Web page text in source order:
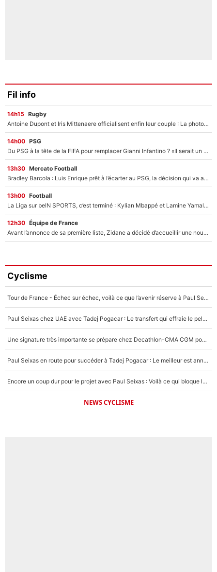
Fil info
14h15 Rugby
Antoine Dupont et Iris Mittenaere officialisent enfin leur couple : La photo qui enflamme les réseaux sociaux
14h00 PSG
Du PSG à la tête de la FIFA pour remplacer Gianni Infantino ? «Il serait un mauvais président», le patron de la Liga s'attaque à Nasser Al-Khelaïfi !
13h30 Mercato Football
Bradley Barcola : Luis Enrique prêt à l’écarter au PSG, la décision qui va accélérer son transfert à Liverpool ?
13h00 Football
La Liga sur beIN SPORTS, c’est terminé : Kylian Mbappé et Lamine Yamal changent de chaîne, «le moment était venu d'ouvrir un nouveau chapitre»
12h30 Équipe de France
Avant l’annonce de sa première liste, Zidane a décidé d’accueillir une nouvelle tête en équipe de France
Cyclisme
Tour de France - Échec sur échec, voilà ce que l’avenir réserve à Paul Seixas : «Tant qu’il y aura un Pogacar comme celui-là...»
Paul Seixas chez UAE avec Tadej Pogacar : Le transfert qui effraie le peloton, «c’est la pire des choses qui puisse arriver»
Une signature très importante se prépare chez Decathlon-CMA CGM pour aider Paul Seixas à gagner le Tour de France 2027
Paul Seixas en route pour succéder à Tadej Pogacar : Le meilleur est annoncé pour l’avenir de la pépite française
Encore un coup dur pour le projet avec Paul Seixas : Voilà ce qui bloque le transfert d’un coureur chez Decathlon-CMA CGM
NEWS CYCLISME